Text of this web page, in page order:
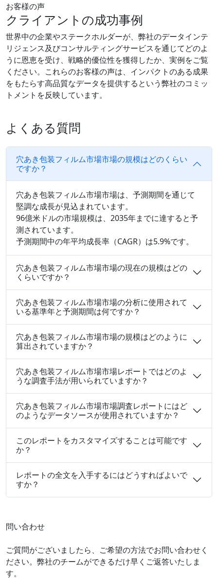
お客様の声
クライアントの成功事例
世界中の企業やステークホルダーが、弊社のデータインテ
リジェンス及びコンサルティングサービスを通じてどのよ
うに恩恵を受け、戦略的優位性を獲得したか、実例をご覧
ください。これらのお客様の声は、インパクトのある成果
をもたらす高品質なデータを提供するという弊社のコミッ
トメントを反映しています。
よくある質問
穴あき包装フィルム市場市場の規模はどのくらい
ですか？
穴あき包装フィルム市場市場は、予測期間を通じて
堅調な成長が見込まれています。
96億米ドルの市場規模は、2035年までに達すると予
測されています。
予測期間中の年平均成長率（CAGR）は5.9%です。
穴あき包装フィルム市場市場の現在の規模はどの
くらいですか？
穴あき包装フィルム市場市場の分析に使用されて
いる基準年と予測期間は何ですか？
穴あき包装フィルム市場市場の規模はどのように
算出されていますか？
穴あき包装フィルム市場市場レポートではどのよ
うな調査手法が用いられていますか？
穴あき包装フィルム市場市場調査レポートにはど
のようなデータソースが使用されていますか？
このレポートをカスタマイズすることは可能です
か？
レポートの全文を入手するにはどうすればよいで
すか？
問い合わせ
ご質問がございましたら、ご希望の方法でお問い合わせく
ださい。弊社のチームができるだけ早くご返答いたしま
す。